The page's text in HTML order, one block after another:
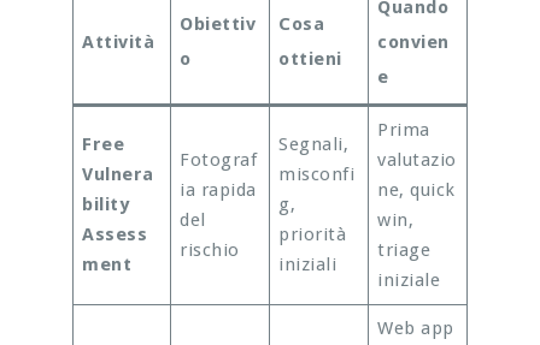
Attività
Obiettiv
o
Cosa
ottieni
Quando
convien
e
Free
Vulnera
bility
Assess
ment
Fotograf
ia rapida
del
rischio
Segnali,
misconfi
g,
priorità
iniziali
Prima
valutazio
ne, quick
win,
triage
iniziale
Web app